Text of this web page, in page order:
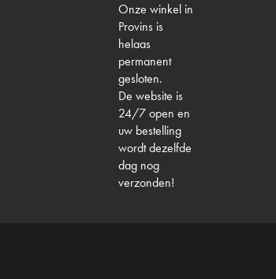
Onze winkel in
Provins is
helaas
permanent
gesloten.
De website is
24/7 open en
uw bestelling
wordt dezelfde
dag nog
verzonden!